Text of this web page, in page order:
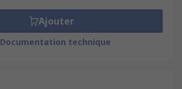
Ajouter
Documentation technique